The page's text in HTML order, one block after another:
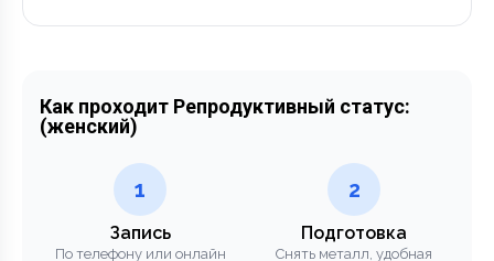
Как проходит Репродуктивный статус:
(женский)
1
Запись
По телефону или онлайн
2
Подготовка
Снять металл, удобная